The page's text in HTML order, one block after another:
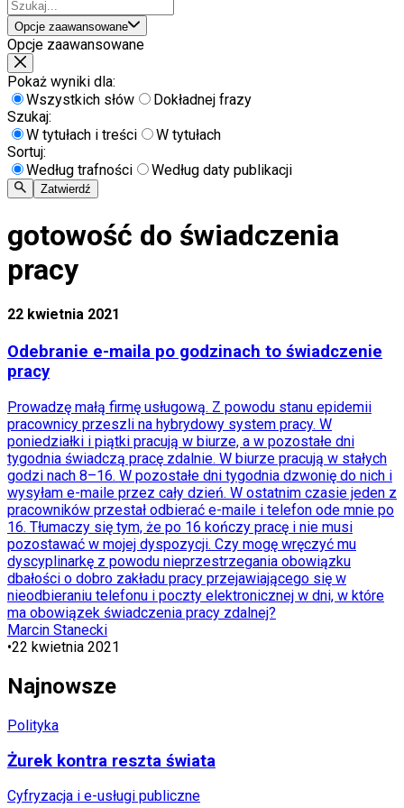
Opcje zaawansowane
Opcje zaawansowane
Pokaż wyniki dla:
Wszystkich słów
Dokładnej frazy
Szukaj:
W tytułach i treści
W tytułach
Sortuj:
Według trafności
Według daty publikacji
Zatwierdź
gotowość do świadczenia
pracy
22 kwietnia 2021
Odebranie e-maila po godzinach to świadczenie
pracy
Prowadzę małą firmę usługową. Z powodu stanu epidemii
pracownicy przeszli na hybrydowy system pracy. W
poniedziałki i piątki pracują w biurze, a w pozostałe dni
tygodnia świadczą pracę zdalnie. W biurze pracują w stałych
godzi nach 8–16. W pozostałe dni tygodnia dzwonię do nich i
wysyłam e-maile przez cały dzień. W ostatnim czasie jeden z
pracowników przestał odbierać e-maile i telefon ode mnie po
16. Tłumaczy się tym, że po 16 kończy pracę i nie musi
pozostawać w mojej dyspozycji. Czy mogę wręczyć mu
dyscyplinarkę z powodu nieprzestrzegania obowiązku
dbałości o dobro zakładu pracy przejawiającego się w
nieodbieraniu telefonu i poczty elektronicznej w dni, w które
ma obowiązek świadczenia pracy zdalnej?
Marcin Stanecki
•22 kwietnia 2021
Najnowsze
Polityka
Żurek kontra reszta świata
Cyfryzacja i e-usługi publiczne